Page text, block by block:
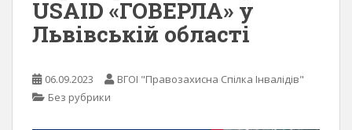
USAID «ГОВЕРЛА» у
Львівській області
06.09.2023
ВГОІ "Правозахисна Спілка Інвалідів"
Без рубрики